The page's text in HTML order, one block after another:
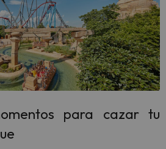
para cazar tu